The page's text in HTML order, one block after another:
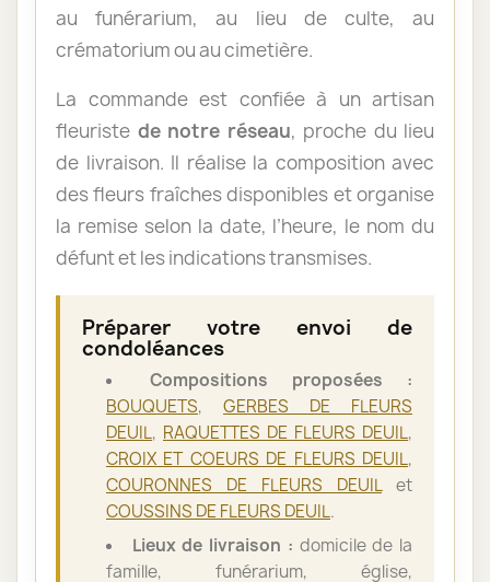
au funérarium, au lieu de culte, au
crématorium ou au cimetière.
La commande est confiée à un artisan
fleuriste de notre réseau, proche du lieu
de livraison. Il réalise la composition avec
des fleurs fraîches disponibles et organise
la remise selon la date, l’heure, le nom du
défunt et les indications transmises.
Préparer votre envoi de
condoléances
Compositions proposées :
BOUQUETS, GERBES DE FLEURS
DEUIL, RAQUETTES DE FLEURS DEUIL,
CROIX ET COEURS DE FLEURS DEUIL,
COURONNES DE FLEURS DEUILet
COUSSINS DE FLEURS DEUIL.
Lieux de livraison : domicile de la
famille, funérarium, église,